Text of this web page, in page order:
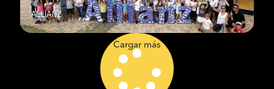
ALLIANZ
Cargar más